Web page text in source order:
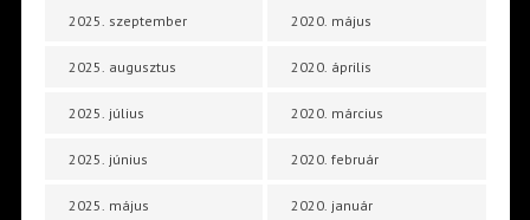
2025. szeptember
2025. augusztus
2025. július
2025. június
2025. május
2020. május
2020. április
2020. március
2020. február
2020. január